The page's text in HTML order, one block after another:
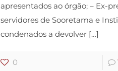
apresentados ao órgão; – Ex-
servidores de Sooretama e
condenados a devolver […]
0